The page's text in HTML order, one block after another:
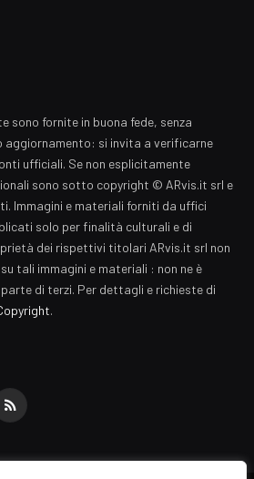
sono fornite in buona fede, senza
aggiornamento: si invita a verificarne
ufficiali. Se non esplicitamente
sono sotto copyright © ARvis.it srl e
Immagini e materiali forniti da uffici
solo per finalità culturali e di
dei rispettivi titolari ARvis.it srl non
tali immagini e materiali : non ne è
di terzi. Per dettagli e richieste di
.
RSS